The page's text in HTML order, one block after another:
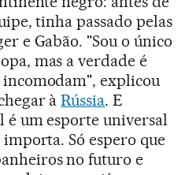
tinha passado pelas
e Gabão. "Sou o único
mas a verdade é
incomodam", explicou
àRússia. E
é um esporte universal
Só espero que
no futuro e